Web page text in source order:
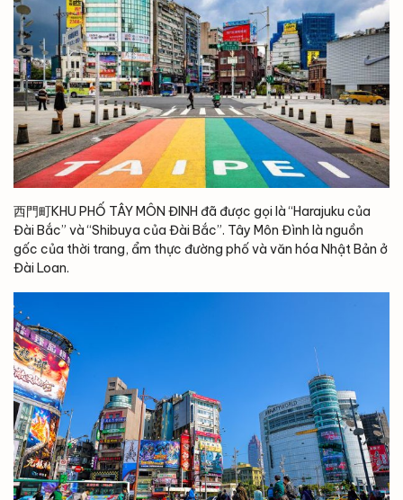
西門町KHU PHỐ TÂY MÔN ĐINH đã được gọi là “Harajuku của
Đài Bắc” và “Shibuya của Đài Bắc”. Tây Môn Đình là nguồn
gốc của thời trang, ẩm thực đường phố và văn hóa Nhật Bản ở
Đài Loan.